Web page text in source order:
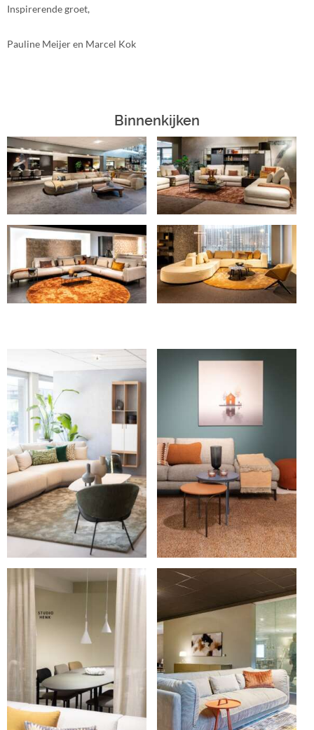
Inspirerende groet,
Pauline Meijer en Marcel Kok
Binnenkijken